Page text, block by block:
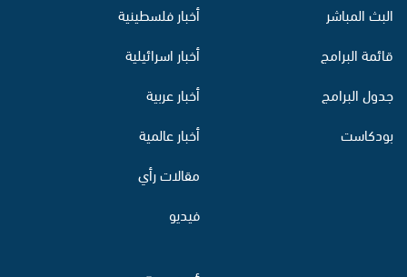
البث المباشر
قائمة البرامج
جدول البرامج
بودكاست
أخبار فلسطينية
أخبار اسرائيلية
أخبار عربية
أخبار عالمية
مقالات رأي
فيديو